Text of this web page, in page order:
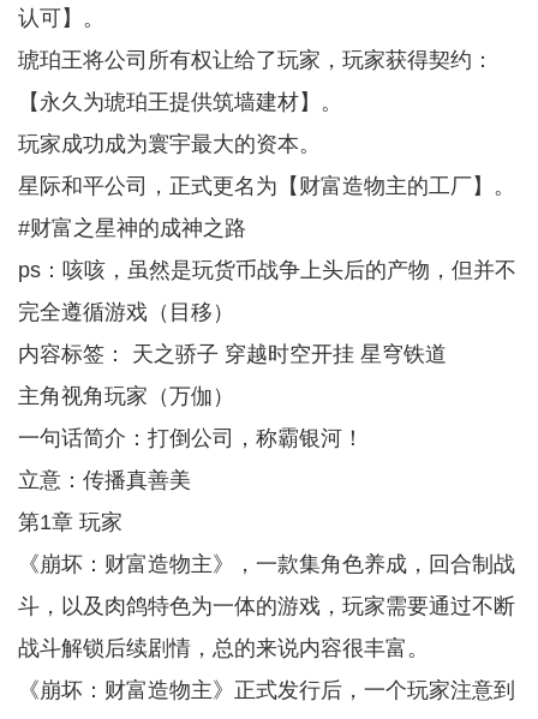
认可】。
琥珀王将公司所有权让给了玩家，玩家获得契约：
【永久为琥珀王提供筑墙建材】。
玩家成功成为寰宇最大的资本。
星际和平公司，正式更名为【财富造物主的工厂】。
#财富之星神的成神之路
ps：咳咳，虽然是玩货币战争上头后的产物，但并不
完全遵循游戏（目移）
内容标签： 天之骄子 穿越时空开挂 星穹铁道
主角视角玩家（万伽）
一句话简介：打倒公司，称霸银河！
立意：传播真善美
第1章 玩家
《崩坏：财富造物主》，一款集角色养成，回合制战
斗，以及肉鸽特色为一体的游戏，玩家需要通过不断
战斗解锁后续剧情，总的来说内容很丰富。
《崩坏：财富造物主》正式发行后，一个玩家注意到